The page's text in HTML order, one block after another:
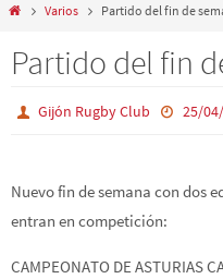
InicioVarios Partido del fin de
Partido del fin
Gijón Rugby Club 25/
Nuevo fin de semana con dos
entran en competición:
CAMPEONATO DE ASTURIAS